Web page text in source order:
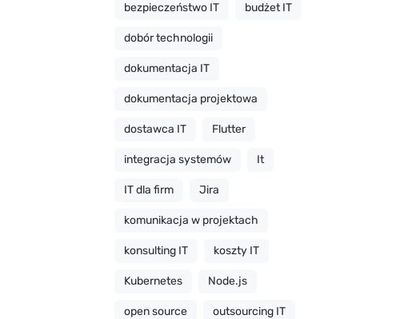
bezpieczeństwo IT budżet IT
dobór technologii
dokumentacja IT
dokumentacja projektowa
dostawca IT Flutter
integracja systemów It
IT dla firm Jira
komunikacja w projektach
konsulting IT koszty IT
Kubernetes Node.js
open source outsourcing IT